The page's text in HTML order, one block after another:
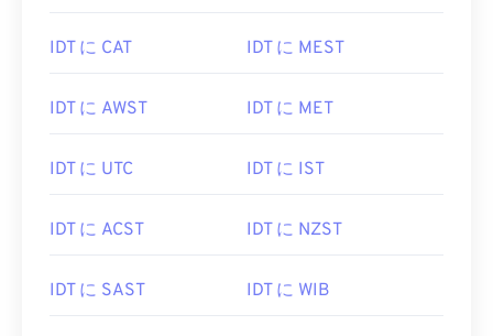
IDT に CAT IDT に MEST
IDT に AWST IDT に MET
IDT に UTC IDT に IST
IDT に ACST IDT に NZST
IDT に SAST IDT に WIB